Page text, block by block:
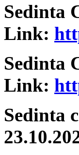
Sedinta
Link:
Sedinta
Link:
Sedinta